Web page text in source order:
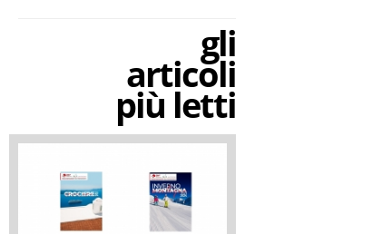
gli
articoli
più letti